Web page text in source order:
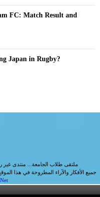
FC: Match Result and
Japan in Rugby?
ملتقى طلاب الجامعة... منتدى
جميع الأفكار والآراء المطروحة في هذا